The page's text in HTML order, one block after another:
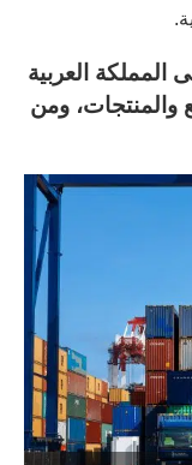
العربية
والمنتجات، ومن